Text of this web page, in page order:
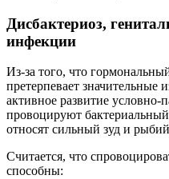
Дисбактериоз,
инфекции
Из-за того, что
претерпевает значительные
активное развитие условно-
провоцируют
относят сильный зуд и
Считается, что
способны: